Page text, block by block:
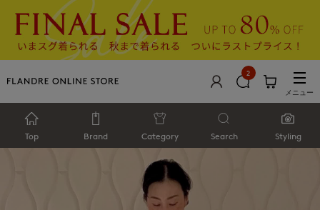
2
メニュー
Top Brand Category Search Styling